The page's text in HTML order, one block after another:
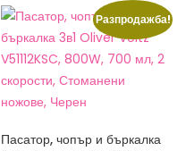
Разпродажба!
Пасатор, чопър и бъркалка